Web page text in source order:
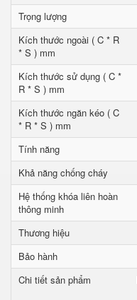
Trọng lượng
Kích thước ngoài ( C * R
* S ) mm
Kích thước sử dụng ( C *
R * S ) mm
Kích thước ngăn kéo ( C
* R * S ) mm
Tính năng
Khả năng chống cháy
Hệ thống khóa liên hoàn
thông minh
Thương hiệu
Bảo hành
Chi tiết sản phẩm